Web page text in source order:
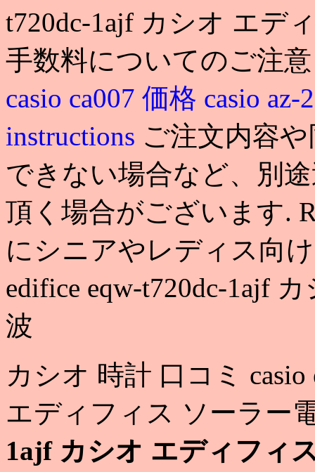
t720dc-1ajf カシオ エデ
手数料についてのご注
casio ca007 価格 casio
instructions ご注文内容
できない場合など、別
頂く場合がございます.
にシニアやレディス向
edifice eqw-t720dc-1ajf
波
カシオ 時計 口コミ
エディフィス ソーラー
1ajf カシオ エディフィ